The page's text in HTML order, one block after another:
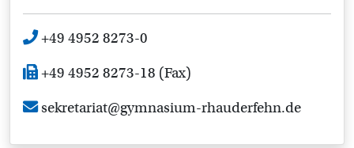
+49 4952 8273-0
+49 4952 8273-18 (Fax)
sekretariat@gymnasium-rhauderfehn.de